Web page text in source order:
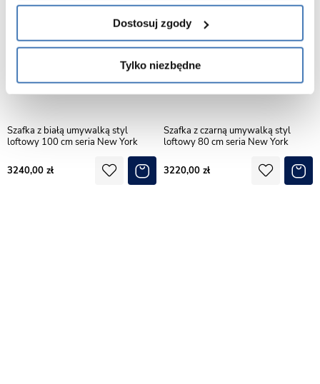
Dostosuj zgody
Tylko niezbędne
Szafka z białą umywalką styl
loftowy 100 cm seria New York
3240,00
Szafka z czarną umywalką styl
loftowy 80 cm seria New York
3220,00